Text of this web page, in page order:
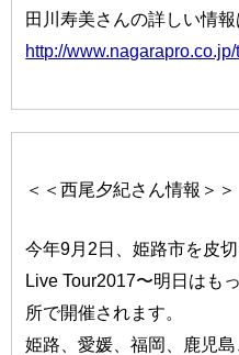
田川寿美さんの詳しい情
http://
＜＜西尾夕紀さん情報＞＞
今年9月2日、姫路市を皮
Live Tour2017〜明日はも
所で開催されます。
姫路、愛媛、福岡、鹿児